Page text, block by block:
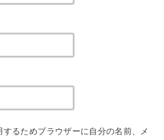
るためブラウザーに自分の名前、メ